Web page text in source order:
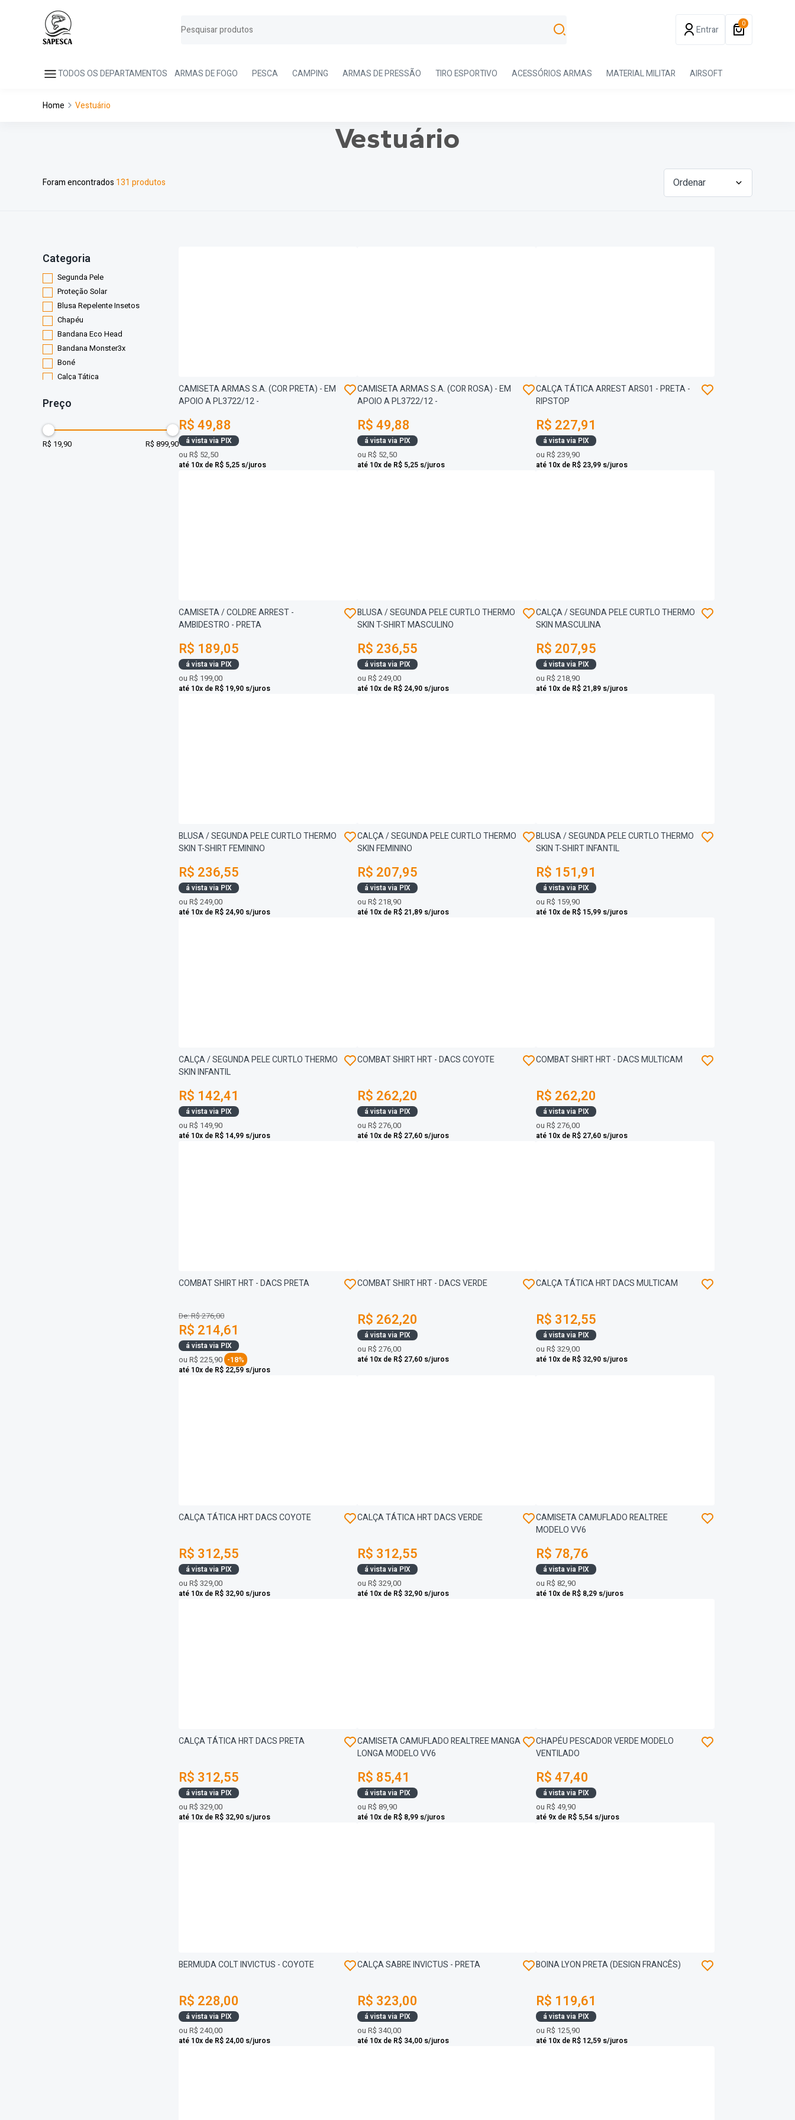
Entrar 0
TODOS OS DEPARTAMENTOS ARMAS DE FOGO PESCA CAMPING ARMAS DE PRESSÃO TIRO ESPORTIVO ACESSÓRIOS ARMAS MATERIAL MILITAR AIRSOFT
Home Vestuário
Vestuário
Foram encontrados 131 produtos Ordenar
Categoria
Segunda Pele
Proteção Solar
Blusa Repelente Insetos
Chapéu
Bandana Eco Head
Bandana Monster3x
Boné
Calça Tática
Gandola Tática
Camiseta
Camuflado Realtree
Preço
R$ 19,90 R$ 899,90
CAMISETA ARMAS S.A. (COR PRETA) - EM
APOIO A PL3722/12 -
R$ 49,88
á vista via PIX
ou R$ 52,50
até 10x de R$ 5,25 s/juros
CAMISETA ARMAS S.A. (COR ROSA) - EM
APOIO A PL3722/12 -
R$ 49,88
á vista via PIX
ouR$ 52,50
até 10x de R$ 5,25 s/juros
CALÇA TÁTICA ARREST ARS01 - PRETA -
RIPSTOP
R$ 227,91
á vista via PIX
ouR$ 239,90
até 10x de R$ 23,99 s/juros
CAMISETA / COLDRE ARREST -
AMBIDESTRO - PRETA
R$ 189,05
á vista via PIX
ou R$ 199,00
até 10x de R$ 19,90 s/juros
BLUSA / SEGUNDA PELE CURTLO THERMO
SKIN T-SHIRT MASCULINO
R$ 236,55
á vista via PIX
ouR$ 249,00
até 10x de R$ 24,90 s/juros
CALÇA / SEGUNDA PELE CURTLO THERMO
SKIN MASCULINA
R$ 207,95
á vista via PIX
ouR$ 218,90
até 10x de R$ 21,89 s/juros
BLUSA / SEGUNDA PELE CURTLO THERMO
SKIN T-SHIRT FEMININO
R$ 236,55
á vista via PIX
ou R$ 249,00
até 10x de R$ 24,90 s/juros
CALÇA / SEGUNDA PELE CURTLO THERMO
SKIN FEMININO
R$ 207,95
á vista via PIX
ouR$ 218,90
até 10x de R$ 21,89 s/juros
BLUSA / SEGUNDA PELE CURTLO THERMO
SKIN T-SHIRT INFANTIL
R$ 151,91
á vista via PIX
ouR$ 159,90
até 10x de R$ 15,99 s/juros
CALÇA / SEGUNDA PELE CURTLO THERMO
SKIN INFANTIL
R$ 142,41
á vista via PIX
ou R$ 149,90
até 10x de R$ 14,99 s/juros
COMBAT SHIRT HRT - DACS COYOTE
R$ 262,20
á vista via PIX
ouR$ 276,00
até 10x de R$ 27,60 s/juros
COMBAT SHIRT HRT - DACS MULTICAM
R$ 262,20
á vista via PIX
ouR$ 276,00
até 10x de R$ 27,60 s/juros
COMBAT SHIRT HRT - DACS PRETA
De: R$ 276,00
R$ 214,61
á vista via PIX
ou R$ 225,90 -18%
até 10x de R$ 22,59 s/juros
COMBAT SHIRT HRT - DACS VERDE
R$ 262,20
á vista via PIX
ouR$ 276,00
até 10x de R$ 27,60 s/juros
CALÇA TÁTICA HRT DACS MULTICAM
R$ 312,55
á vista via PIX
ouR$ 329,00
até 10x de R$ 32,90 s/juros
CALÇA TÁTICA HRT DACS COYOTE
R$ 312,55
á vista via PIX
ou R$ 329,00
até 10x de R$ 32,90 s/juros
CALÇA TÁTICA HRT DACS VERDE
R$ 312,55
á vista via PIX
ouR$ 329,00
até 10x de R$ 32,90 s/juros
CAMISETA CAMUFLADO REALTREE
MODELO VV6
R$ 78,76
á vista via PIX
ouR$ 82,90
até 10x de R$ 8,29 s/juros
CALÇA TÁTICA HRT DACS PRETA
R$ 312,55
á vista via PIX
ou R$ 329,00
até 10x de R$ 32,90 s/juros
CAMISETA CAMUFLADO REALTREE MANGA
LONGA MODELO VV6
R$ 85,41
á vista via PIX
ouR$ 89,90
até 10x de R$ 8,99 s/juros
CHAPÉU PESCADOR VERDE MODELO
VENTILADO
R$ 47,40
á vista via PIX
ouR$ 49,90
até 9x de R$ 5,54 s/juros
BERMUDA COLT INVICTUS - COYOTE
R$ 228,00
á vista via PIX
ou R$ 240,00
até 10x de R$ 24,00 s/juros
CALÇA SABRE INVICTUS - PRETA
R$ 323,00
á vista via PIX
ouR$ 340,00
até 10x de R$ 34,00 s/juros
BOINA LYON PRETA (DESIGN FRANCÊS)
R$ 119,61
á vista via PIX
ouR$ 125,90
até 10x de R$ 12,59 s/juros